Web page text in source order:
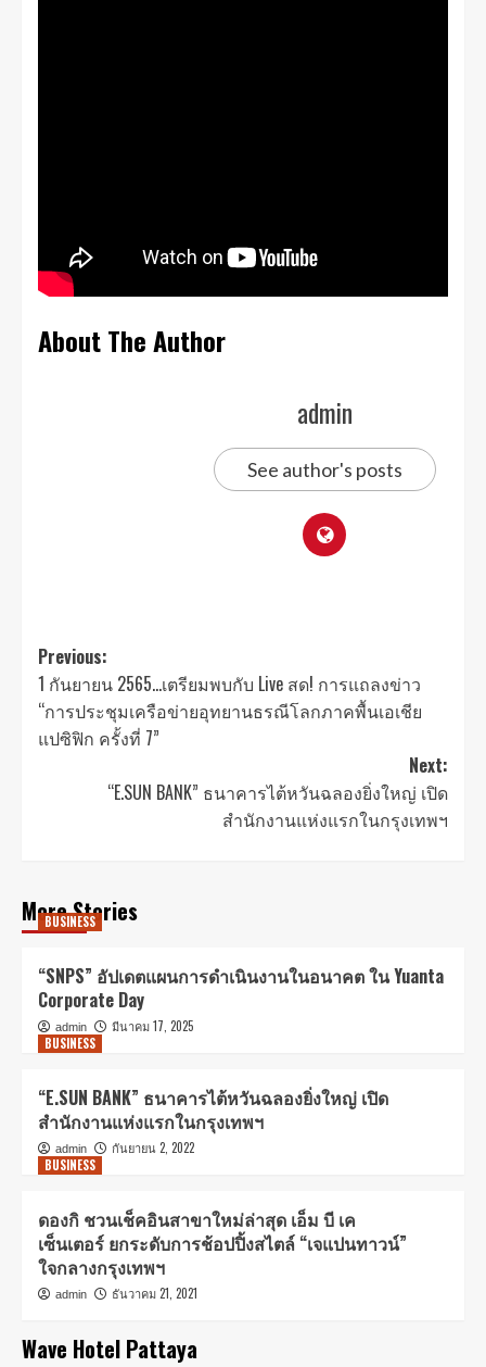
About The Author
admin
See author's posts
Previous:
1 กันยายน 2565…เตรียมพบกับ Live สด! การแถลงข่าว
“การประชุมเครือข่ายอุทยานธรณีโลกภาคพื้นเอเชีย
แปซิฟิก ครั้งที่ 7”
Next:
“E.SUN BANK” ธนาคารไต้หวันฉลองยิ่งใหญ่ เปิด
สำนักงานแห่งแรกในกรุงเทพฯ
More Stories
BUSINESS​
“SNPS” อัปเดตแผนการดำเนินงานในอนาคต ใน Yuanta
Corporate Day
admin
มีนาคม 17, 2025
BUSINESS​
“E.SUN BANK” ธนาคารไต้หวันฉลองยิ่งใหญ่ เปิด
สำนักงานแห่งแรกในกรุงเทพฯ
admin
กันยายน 2, 2022
BUSINESS​
ดองกิ ชวนเช็คอินสาขาใหม่ล่าสุด เอ็ม บี เค
เซ็นเตอร์ ยกระดับการช้อปปิ้งสไตล์ “เจแปนทาวน์”
ใจกลางกรุงเทพฯ
admin ธันวาคม 21, 2021
Wave Hotel Pattaya